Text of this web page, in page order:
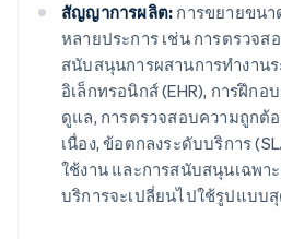
สัญญาการผลิต: การขยายขน
หลายประการ เช่น การตรวจ
สนับสนุนการผสานการทำงาน
อิเล็กทรอนิกส์ (EHR), การฝึกอ
ดูแล, การตรวจสอบความถูกต้
เนื่อง, ข้อตกลงระดับบริการ
ใช้งาน และการสนับสนุนเฉพา
บริการจะเปลี่ยนไปใช้รูปแบบ